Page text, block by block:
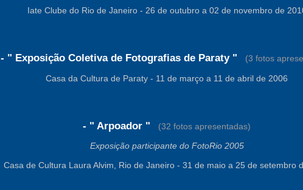
Iate Clube do Rio de Janeiro - 26 de outubro a 02 de novembro de
- " Exposição Coletiva de Fotografias de Paraty " (3 fotos
Casa da Cultura de Paraty - 11 de março a 11 de abril de 2006
- " Arpoador "
(32 fotos apresentadas)
Exposição participante do FotoRio 2005
Casa de Cultura Laura Alvim, Rio de Janeiro - 31 de maio a 25 de setembro